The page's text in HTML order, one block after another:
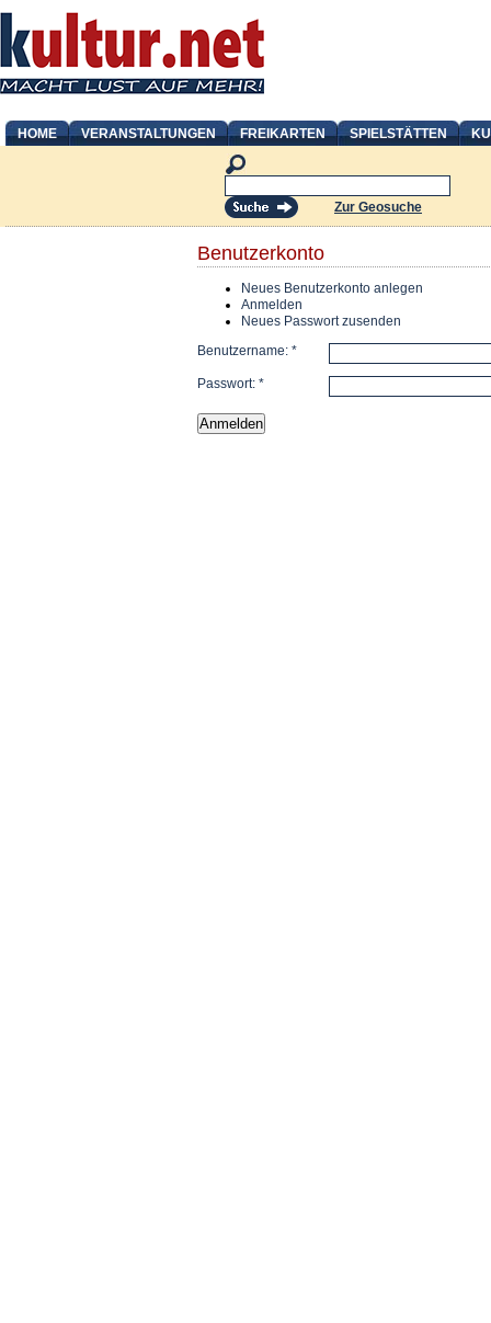
HOME VERANSTALTUNGEN FREIKARTEN SPIELSTÄTTEN
Zur Geosuche
Benutzerkonto
Neues Benutzerkonto anlegen
Anmelden
Neues Passwort zusenden
Benutzername: *
Passwort: *